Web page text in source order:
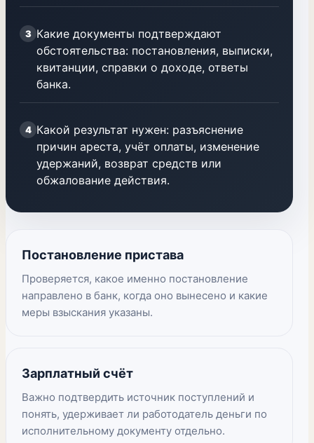
3 Какие документы подтверждают
обстоятельства: постановления, выписки,
квитанции, справки о доходе, ответы
банка.
4 Какой результат нужен: разъяснение
причин ареста, учёт оплаты, изменение
удержаний, возврат средств или
обжалование действия.
Постановление пристава
Проверяется, какое именно постановление
направлено в банк, когда оно вынесено и какие
меры взыскания указаны.
Зарплатный счёт
Важно подтвердить источник поступлений и
понять, удерживает ли работодатель деньги по
исполнительному документу отдельно.